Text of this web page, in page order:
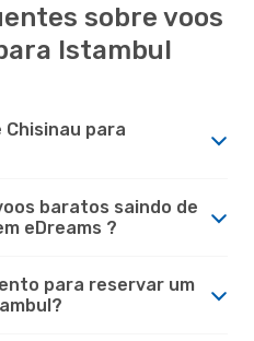
sobre voos
Istambul
para
baratos saindo de
eDreams ?
para reservar um